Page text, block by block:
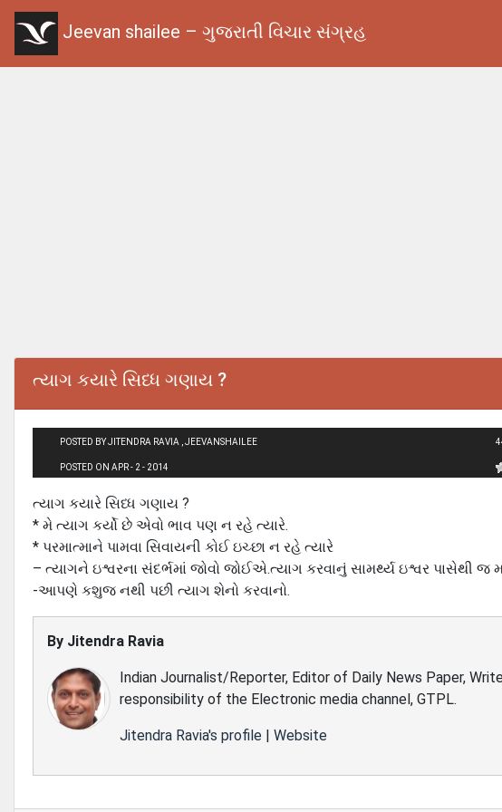
Jeevan shailee – ગુજરાતી વિચાર સંગ્રહ
ત્યાગ કયારે સિધ્ધ ગણાય ?
POSTED BY JITENDRA RAVIA , JEEVANSHAILEE
POSTED ON APR - 2 - 2014
ત્યાગ કયારે સિધ્ધ ગણાય ?
* મે ત્યાગ કર્યો છે એવો ભાવ પણ ન રહે ત્યારે.
* પરમાત્માને પામવા સિવાયની કોઈ ઇચ્છા ન રહે ત્યારે
– ત્યાગને ઇશ્વરના સંદર્ભમાં જોવો જોઈએ.ત્યાગ કરવાનું સામર્થ્ય ઇશ્વર પાસેથી જ
-આપણે કશુજ નથી પછી ત્યાગ શેનો કરવાનો.
By Jitendra Ravia
Indian Journalist/Reporter, Editor of Daily News Paper,
responsibility of the Electronic media channel, GTPL.
Jitendra Ravia's profile | Website